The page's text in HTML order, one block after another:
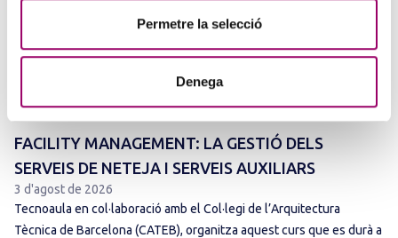
Permetre la selecció
Denega
FACILITY MANAGEMENT: LA GESTIÓ DELS
SERVEIS DE NETEJA I SERVEIS AUXILIARS
3 d'agost de 2026
Tecnoaula en col·laboració amb el Col·legi de l’Arquitectura
Tècnica de Barcelona (CATEB), organitza aquest curs que es durà a